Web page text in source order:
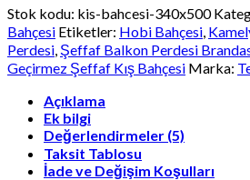
Geçirmez
Şeffaf
Kış
Bahçesi,
Kamelya,
Hobi
Bahçesi,
Şeffaf
Balkon
Perdesi
Stok kodu: kis-bahcesi-340x500
Bahçesi Etiketler: Hobi Bahçesi,
Perdesi, Şeffaf Balkon Perdesi
Geçirmez Şeffaf Kış Bahçesi Marka:
Açıklama
Ek bilgi
Değerlendirmeler (5)
Taksit Tablosu
İade ve Değişim Koşulları